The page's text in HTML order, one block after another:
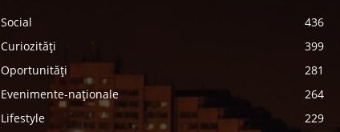
Social
436
Curiozități
399
Oportunități
281
Evenimente-naționale
264
Lifestyle
229